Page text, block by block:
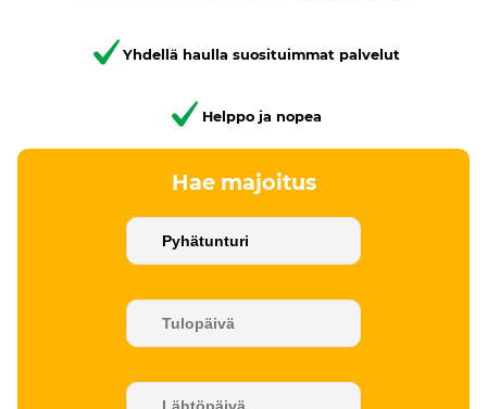
Yhdellä haulla suosituimmat palvelut
Helppo ja nopea
Hae majoitus